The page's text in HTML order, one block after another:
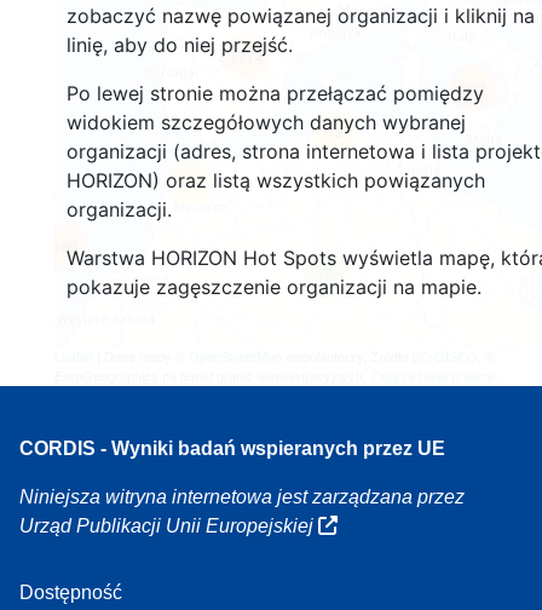
zobaczyć nazwę powiązanej organizacji i kliknij na
linię, aby do niej przejść.
Po lewej stronie można przełączać pomiędzy
widokiem szczegółowych danych wybranej
organizacji (adres, strona internetowa i lista
HORIZON) oraz listą wszystkich powiązanych
organizacji.
Warstwa HORIZON Hot Spots wyświetla mapę,
pokazuje zagęszczenie organizacji na mapie.
7
160
13
63
7774
822
CORDIS - Wyniki badań wspieranych przez UE
Niniejsza witryna internetowa jest zarządzana przez
Urząd Publikacji Unii Europejskiej
Dostępność